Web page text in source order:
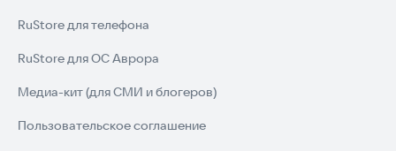
RuStore для телефона
RuStore для ОС Аврора
Медиа-кит (для СМИ и блогеров)
Пользовательское соглашение